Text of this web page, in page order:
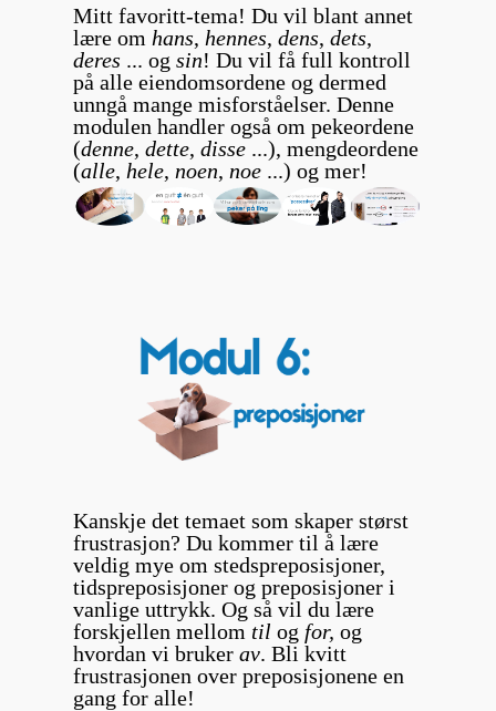
Mitt favoritt-tema! Du vil blant annet
lære om hans, hennes, dens, dets,
deres ... og sin! Du vil få full kontroll
på alle eiendomsordene og dermed
unngå mange misforståelser. Denne
modulen handler også om pekeordene
(denne, dette, disse ...), mengdeordene
(alle, hele, noen, noe ...) og mer!
Kanskje det temaet som skaper størst
frustrasjon? Du kommer til å lære
veldig mye om stedspreposisjoner,
tidspreposisjoner og preposisjoner i
vanlige uttrykk. Og så vil du lære
forskjellen mellom til og for, og
hvordan vi bruker av. Bli kvitt
frustrasjonen over preposisjonene en
gang for alle!